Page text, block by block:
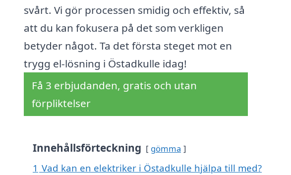
svårt. Vi gör processen smidig och effektiv, så
att du kan fokusera på det som verkligen
betyder något. Ta det första steget mot en
trygg el-lösning i Östadkulle idag!
Få 3 erbjudanden, gratis och utan
förpliktelser
Innehållsförteckning gömma
1 Vad kan en elektriker i Östadkulle hjälpa till med?